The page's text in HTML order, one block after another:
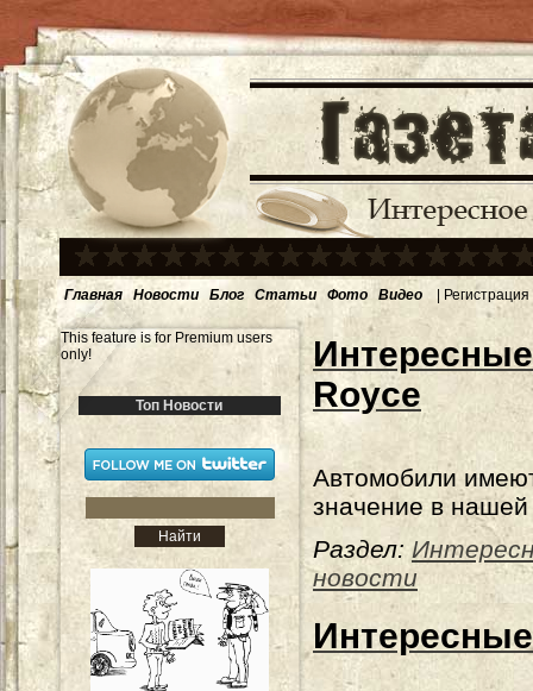
Главная Новости Блог Статьи Фото Видео | Регистрация
This feature is for Premium users
only!
Топ Новости
Royce
Автомобили
значение в
Раздел:
новости